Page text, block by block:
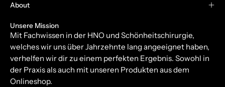
About
Unsere Mission
Mit Fachwissen in der HNO und Schönheitschirurgie,
welches wir uns über Jahrzehnte lang angeeignet haben,
verhelfen wir dir zu einem perfekten Ergebnis. Sowohl in
der Praxis als auch mit unseren Produkten aus dem
Onlineshop.